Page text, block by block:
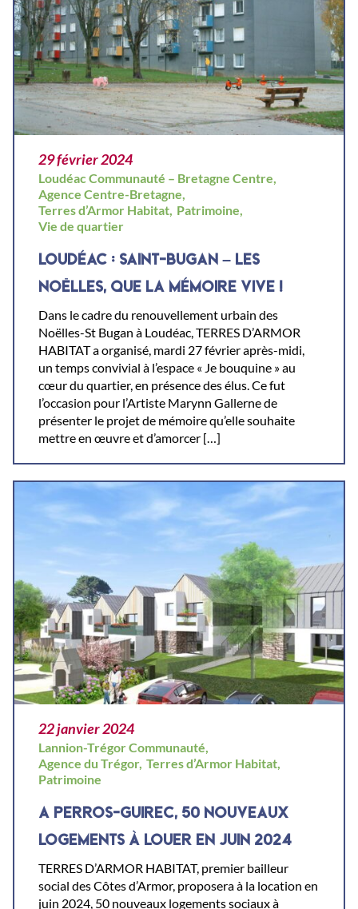
29 février 2024
Loudéac Communauté – Bretagne Centre,
Agence Centre-Bretagne,
Terres d’Armor Habitat, Patrimoine,
Vie de quartier
LOUDÉAC : SAINT-BUGAN – LES
NOËLLES, QUE LA MÉMOIRE VIVE !
Dans le cadre du renouvellement urbain des
Noëlles-St Bugan à Loudéac, TERRES D’ARMOR
HABITAT a organisé, mardi 27 février après-midi,
un temps convivial à l’espace « Je bouquine » au
cœur du quartier, en présence des élus. Ce fut
l’occasion pour l’Artiste Marynn Gallerne de
présenter le projet de mémoire qu’elle souhaite
mettre en œuvre et d’amorcer […]
22 janvier 2024
Lannion-Trégor Communauté,
Agence du Trégor, Terres d’Armor Habitat,
Patrimoine
A PERROS-GUIREC, 50 NOUVEAUX
LOGEMENTS À LOUER EN JUIN 2024
TERRES D’ARMOR HABITAT, premier bailleur
social des Côtes d’Armor, proposera à la location en
juin 2024, 50 nouveaux logements sociaux à